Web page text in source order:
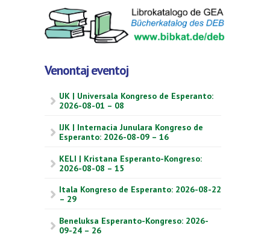
Venontaj eventoj
UK | Universala Kongreso de Esperanto:
2026-08-01 – 08
IJK | Internacia Junulara Kongreso de
Esperanto: 2026-08-09 – 16
KELI | Kristana Esperanto-Kongreso:
2026-08-08 – 15
Itala Kongreso de Esperanto: 2026-08-22
– 29
Beneluksa Esperanto-Kongreso: 2026-
09-24 – 26